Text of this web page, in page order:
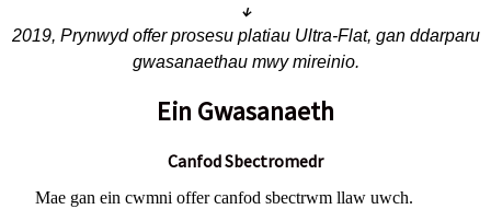
↓
2019, Prynwyd offer prosesu platiau Ultra-Flat, gan ddarparu
gwasanaethau mwy mireinio.
Ein Gwasanaeth
Canfod Sbectromedr
Mae gan ein cwmni offer canfod sbectrwm llaw uwch.